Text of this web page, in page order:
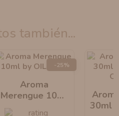
también...
Aroma
Merengue 10ml
-25%
30ml